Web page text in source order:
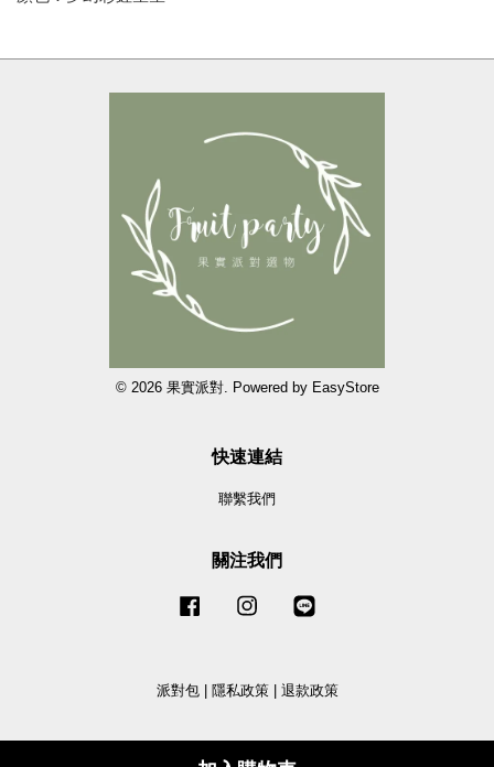
© 2026 果實派對. Powered by EasyStore
快速連結
聯繫我們
關注我們
Facebook Instagram
派對包| 隱私政策| 退款政策